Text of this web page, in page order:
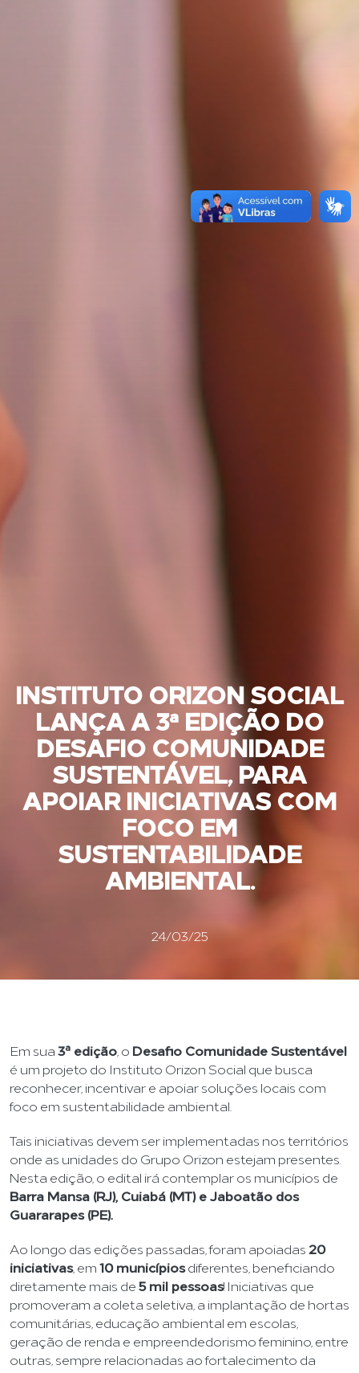
INSTITUTO ORIZON SOCIAL
LANÇA A 3ª EDIÇÃO DO
DESAFIO COMUNIDADE
SUSTENTÁVEL, PARA
APOIAR INICIATIVAS COM
FOCO EM
SUSTENTABILIDADE
AMBIENTAL.
24/03/25
Em sua 3ª edição, o Desafio Comunidade Sustentável
é um projeto do Instituto Orizon Social que busca
reconhecer, incentivar e apoiar soluções locais com
foco em sustentabilidade ambiental.
Tais iniciativas devem ser implementadas nos territórios
onde as unidades do Grupo Orizon estejam presentes.
Nesta edição, o edital irá contemplar os municípios de
Barra Mansa (RJ), Cuiabá (MT) e Jaboatão dos
Guararapes (PE).
Ao longo das edições passadas, foram apoiadas 20
iniciativas, em 10 municípiosdiferentes, beneficiando
diretamente mais de 5 mil pessoas! Iniciativas que
promoveram a coleta seletiva, a implantação de hortas
comunitárias, educação ambiental em escolas,
geração de renda e empreendedorismo feminino, entre
outras, sempre relacionadas ao fortalecimento da